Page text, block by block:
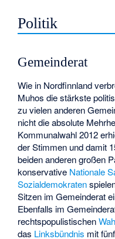
Politik
Gemeinderat
Wie in Nordfinnland
Muhos die stärkste
zu vielen anderen
nicht die absolute
Kommunalwahl 2012
der Stimmen und damit
beiden anderen großen
konservative Nationale
Sozialdemokraten
Sitzen im Gemeinderat
Ebenfalls im
rechtspopulistischen
das Linksbündnis mit